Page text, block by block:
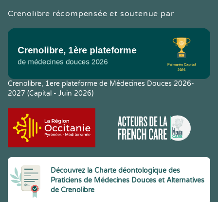
Crenolibre récompensée et soutenue par
Crenolibre, 1ere plateforme de Médecines Douces 2026-
2027 (Capital - Juin 2026)
Découvrez la Charte déontologique des
Praticiens de Médecines Douces et Alternatives
de Crenolibre